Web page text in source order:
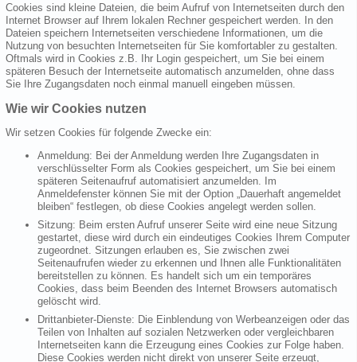
Cookies sind kleine Dateien, die beim Aufruf von Internetseiten durch den
Internet Browser auf Ihrem lokalen Rechner gespeichert werden. In den
Dateien speichern Internetseiten verschiedene Informationen, um die
Nutzung von besuchten Internetseiten für Sie komfortabler zu gestalten.
Oftmals wird in Cookies z.B. Ihr Login gespeichert, um Sie bei einem
späteren Besuch der Internetseite automatisch anzumelden, ohne dass
Sie Ihre Zugangsdaten noch einmal manuell eingeben müssen.
Wie wir Cookies nutzen
Wir setzen Cookies für folgende Zwecke ein:
Anmeldung: Bei der Anmeldung werden Ihre Zugangsdaten in
verschlüsselter Form als Cookies gespeichert, um Sie bei einem
späteren Seitenaufruf automatisiert anzumelden. Im
Anmeldefenster können Sie mit der Option „Dauerhaft angemeldet
bleiben“ festlegen, ob diese Cookies angelegt werden sollen.
Sitzung: Beim ersten Aufruf unserer Seite wird eine neue Sitzung
gestartet, diese wird durch ein eindeutiges Cookies Ihrem Computer
zugeordnet. Sitzungen erlauben es, Sie zwischen zwei
Seitenaufrufen wieder zu erkennen und Ihnen alle Funktionalitäten
bereitstellen zu können. Es handelt sich um ein temporäres
Cookies, dass beim Beenden des Internet Browsers automatisch
gelöscht wird.
Drittanbieter-Dienste: Die Einblendung von Werbeanzeigen oder das
Teilen von Inhalten auf sozialen Netzwerken oder vergleichbaren
Internetseiten kann die Erzeugung eines Cookies zur Folge haben.
Diese Cookies werden nicht direkt von unserer Seite erzeugt,